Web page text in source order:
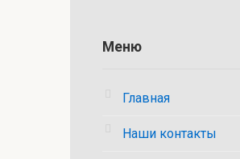
Меню
Главная
Наши контакты